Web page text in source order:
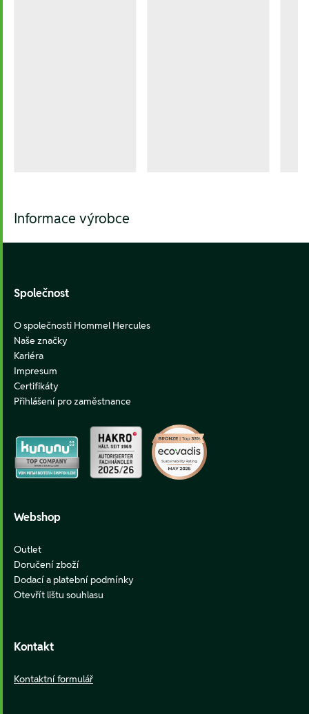
Informace výrobce
Footer
Společnost
O společnosti Hommel Hercules
Naše značky
Kariéra
Impresum
Certifikáty
Přihlášení pro zaměstnance
Webshop
Outlet
Doručení zboží
Dodací a platební podmínky
Otevřít lištu souhlasu
Kontakt
Kontaktní formulář